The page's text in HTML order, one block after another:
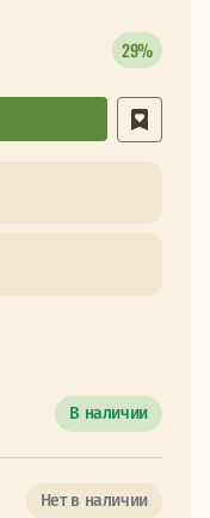
29%
В наличии
Нет в наличии